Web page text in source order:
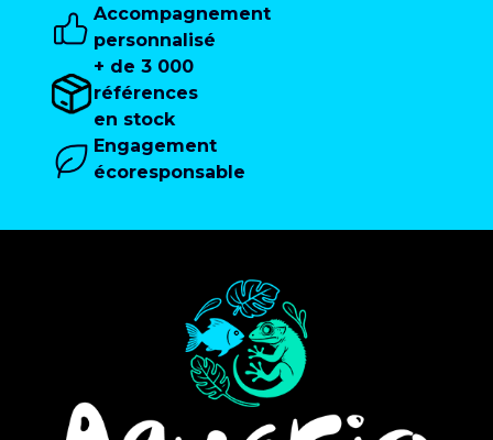
Accompagnement
personnalisé
+ de 3 000
références
en stock
Engagement
écoresponsable